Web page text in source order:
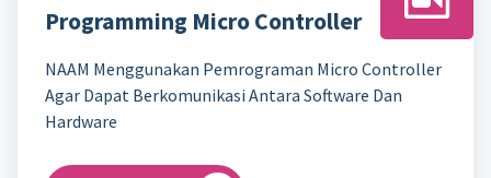
Programming Micro Controller
NAAM Menggunakan Pemrograman Micro Controller
Agar Dapat Berkomunikasi Antara Software Dan
Hardware